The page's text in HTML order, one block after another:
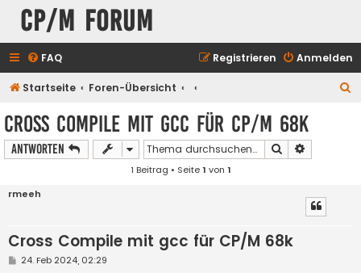
CP/M Forum
FAQ Anmelden
Registrieren
Startseite Foren-Übersicht
Cross Compile mit gcc für CP/M 68k
Antworten Suche
1 Beitrag • Seite1 von 1
rmeeh
Cross Compile mit gcc für CP/M 68k
B24. Feb 2024, 02:29